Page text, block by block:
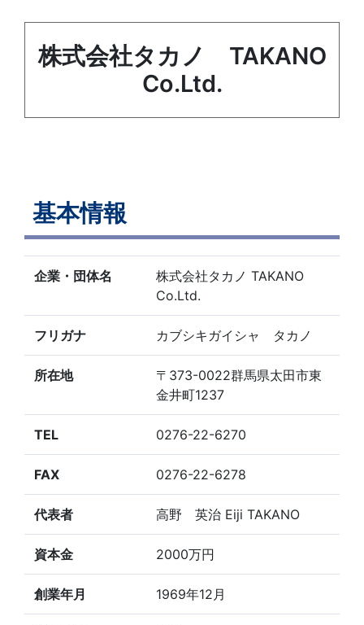
株式会社タカノ TAKANO
Co.Ltd.
基本情報
企業・団体名
株式会社タカノ TAKANO
Co.Ltd.
フリガナ カブシキガイシャ タカノ
所在地
〒373-0022群馬県太田市東
金井町1237
TEL 0276-22-6270
FAX 0276-22-6278
代表者 高野 英治 Eiji TAKANO
資本金 2000万円
創業年月 1969年12月